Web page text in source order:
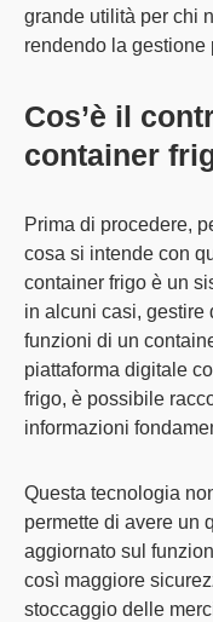
grande utilità per chi
rendendo la gestione
Cos’è il
container
Prima di procedere,
cosa si intende con
container frigo è un
in alcuni casi, gestire
funzioni di un
piattaforma digitale
frigo, è possibile
informazioni
Questa tecnologia
permette di avere un
aggiornato sul
così maggiore
stoccaggio delle